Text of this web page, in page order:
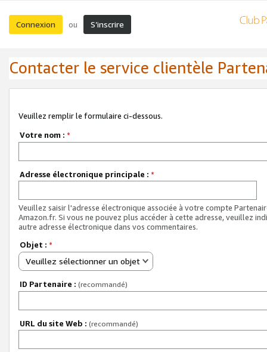
Connexion ou S’inscrire
Contacter le service clientèle
Veuillez remplir le formulaire ci-dessous.
Votre nom : *
Adresse électronique principale : *
Veuillez saisir l'adresse électronique associée à votre compte
Amazon.fr. Si vous ne pouvez plus accéder à cette adresse, veuillez
autre adresse électronique dans vos commentaires.
Objet : *
Veuillez sélectionner un objet
ID Partenaire : (recommandé)
URL du site Web : (recommandé)